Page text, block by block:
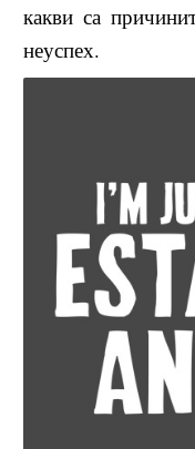
какви са
неуспех.